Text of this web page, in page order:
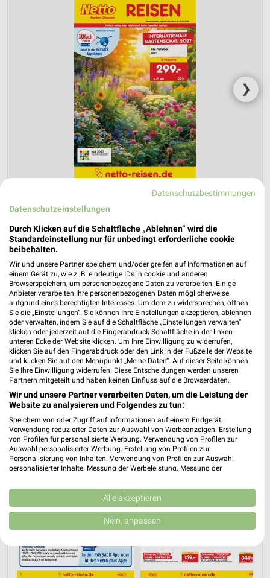
❯
Furth (Wald) ab Do. den 30.07.
Reisemagazin August 2026
Gültig von 30. Jul. bis 31. Aug.
📅 Kalendereintrag erstellen
PROSPEKT BLÄTTERN
URLAUB & REISEN
Datenschutzbestimmungen
Datenschutzeinstellungen
Durch Klicken auf die Schaltfläche „Ablehnen“ wird die
Standardeinstellung nur für unbedingt erforderliche cookie
beibehalten.
Wir und unsere Partner speichern und/oder greifen auf Informationen auf
einem Gerät zu, wie z. B. eindeutige IDs in cookie und anderen
Browserspeichern, um personenbezogene Daten zu verarbeiten. Einige
Anbieter verarbeiten Ihre personenbezogenen Daten möglicherweise
aufgrund eines berechtigten Interesses. Um dem zu widersprechen, öffnen
Sie die „Einstellungen“. Sie können Ihre Einstellungen akzeptieren, ablehnen
oder verwalten, indem Sie auf die Schaltfläche „Einstellungen verwalten“
klicken oder jederzeit auf die Fingerabdruck-Schaltfläche in der linken
unteren Ecke der Website klicken. Um Ihre Einwilligung zu widerrufen,
klicken Sie auf den Fingerabdruck oder den Link in der Fußzeile der Website
und klicken Sie auf den Menüpunkt „Meine Daten“. Auf dieser Seite können
Sie Ihre Einwilligung widerrufen. Diese Entscheidungen werden unseren
Partnern mitgeteilt und haben keinen Einfluss auf die Browserdaten.
Wir und unsere Partner verarbeiten Daten, um die Leistung der
Website zu analysieren und Folgendes zu tun:
Speichern von oder Zugriff auf Informationen auf einem Endgerät.
Verwendung reduzierter Daten zur Auswahl von Werbeanzeigen. Erstellung
von Profilen für personalisierte Werbung. Verwendung von Profilen zur
Auswahl personalisierter Werbung. Erstellung von Profilen zur
Personalisierung von Inhalten. Verwendung von Profilen zur Auswahl
personalisierter Inhalte. Messung der Werbeleistung. Messung der
Kombinationen von Daten aus verschiedenen Quellen. Entwicklung und
Verbesserung der Angebote. Verwendung reduzierter Daten zur Auswahl
von Inhalten.
Daten können außerhalb der Europäischen Union weitergegeben und in die
Website/App.
Partnerliste anzeigen (1 IAB-Anbieter)
Alle akzeptieren
Nein, anpassen